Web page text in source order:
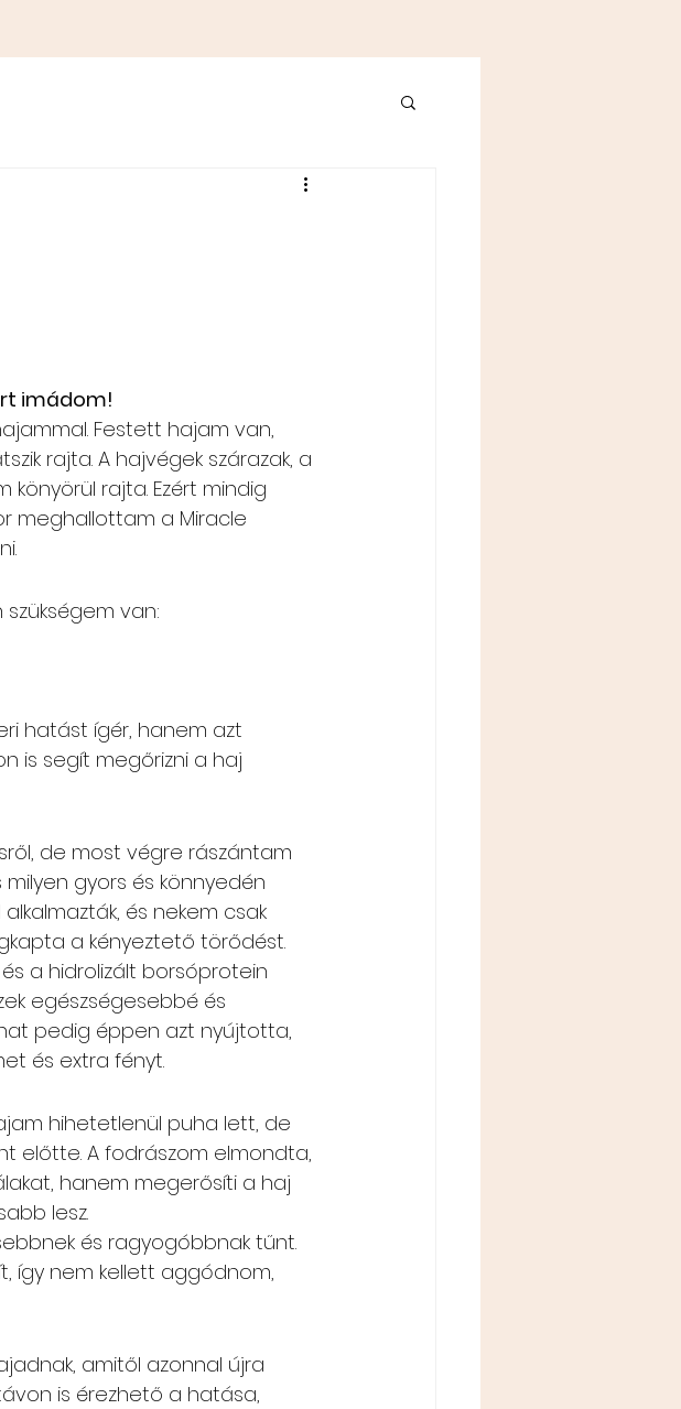
imádom!
Festett hajam van,
rajta. A hajvégek szárazak, a
rajta. Ezért mindig
meghallottam a Miracle
van:
hatást ígér, hanem azt
is segít megőrizni a haj
de most végre rászántam
gyors és könnyedén
és nekem csak
a kényeztető törődést.
a hidrolizált borsóprotein
egészségesebbé és
pedig éppen azt nyújtotta,
és extra fényt.
hihetetlenül puha lett, de
előtte. A fodrászom elmondta,
hanem megerősíti a haj
lesz.
és ragyogóbbnak tűnt.
így nem kellett aggódnom,
amitől azonnal újra
is érezhető a hatása,